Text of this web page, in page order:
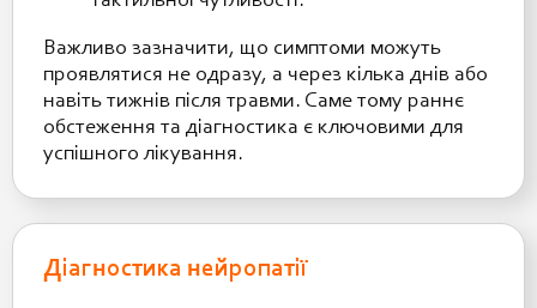
Важливо зазначити, що симптоми можуть
проявлятися не одразу, а через кілька днів або
навіть тижнів після травми. Саме тому раннє
обстеження та діагностика є ключовими для
успішного лікування.
Діагностика нейропатії